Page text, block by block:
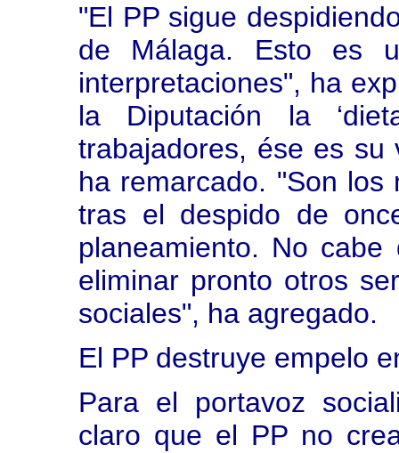
"El PP sigue
de Málaga. Esto es
interpretaciones", ha
la Diputación la
trabajadores, ése es su
ha remarcado. "Son los
tras el despido de
planeamiento. No
eliminar pronto otros
sociales", ha agregado.
El PP destruye empelo
Para el portavoz
claro que el PP no